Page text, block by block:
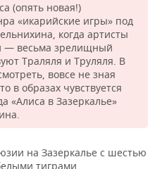
(опять новая!)
«икарийские игры» под
когда артисты
— весьма зрелищный
Траляля и Труляля. В
вовсе не зная
в образах чувствуется
«Алиса в Зазеркалье»
на Зазеркалье с шестью
тиграми.